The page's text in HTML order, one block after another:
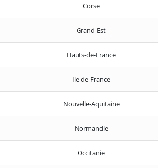
Corse
Grand-Est
Hauts-de-France
Ile-de-France
Nouvelle-Aquitaine
Normandie
Occitanie